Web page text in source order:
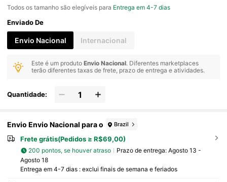
Todos os tamanho são elegíveis para Entrega em 4-7 dias
Enviado De
Envio Nacional Internacional
Este é um produtoEnvio Nacional. Diferentes marketplaces
terão diferentes taxas de frete, prazo de entrega e atividades.
Quantidade:
Envio Envio Nacional para o Brazil
Frete grátis(Pedidos ≥ R$69,00)
200 pontos, se houver atraso Prazo de entrega: Agosto 13 -
Agosto 18
Entrega em 4-7 dias : exclui finais de semana e feriados